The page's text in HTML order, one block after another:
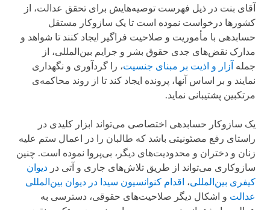
آقای بنت در ذیل فهرست توصیه‌هایش برای تحقق عدالت، از
کشورها درخواست نموده است تا یک سازوکار مستقل
حسابدهی با مأموریت و صلاحیت فراگیر ایجاد کنند تا شواهد و
مدارک نقض‌های جدی حقوق بشر و جرایم بین‌المللی، از
جمله آزار و اذیت بر مبنای جنسیت، را گردآوری و نگهداری
نمایند و بر اساس آنها، پرونده ایجاد کند تا از روند محاکمه‌ی
مرتکبین پشتیبانی نماید.
یک سازوکار حسابدهی اختصاصی می‌تواند ابزار کلیدی در
راستای رفع مصئونیتی باشد که طالبان را در اعمال ستم علیه
زنان و دختران و محدودیت‌های دیگر، بی‌پروا نموده است. چنین
سازوکاری می‌تواند از طریق تلاش‌های جاری و آتی در دیوان
کیفری بین‌المللی، اقدام کنوانسیون سیدا در دیوان بین‌المللی
عدالت و اشکال دیگر صلاحیت‌های حقوقی، دسترسی به